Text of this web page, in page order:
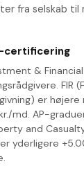
fra selskab
certificering
&
FIR
er højere
md. AP-
and
yderligere